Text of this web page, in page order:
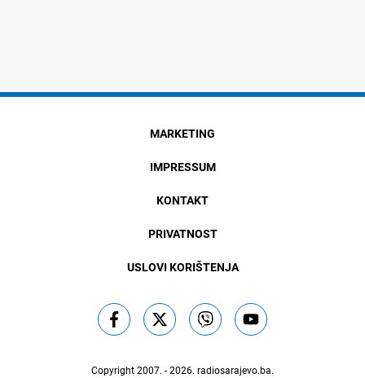
MARKETING
IMPRESSUM
KONTAKT
PRIVATNOST
USLOVI KORIŠTENJA
Copyright 2007. - 2026. radiosarajevo.ba.